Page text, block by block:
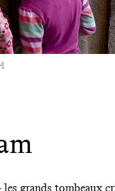
grands tombeaux